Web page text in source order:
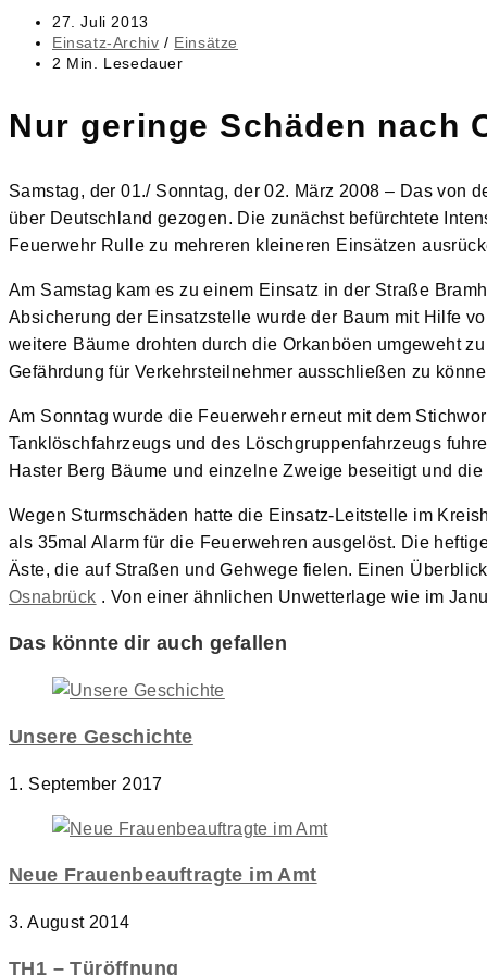
Beitrag
veröffentlicht:
27. Juli 2013
Beitrags-
Kategorie:
Einsatz-Archiv / Einsätze
Lesedauer:
2 Min. Lesedauer
Nur geringe Schäden nach
Samstag, der 01./ Sonntag, der 02. März 2008 – Das von
über Deutschland gezogen. Die zunächst befürchtete
Feuerwehr Rulle zu mehreren kleineren Einsätzen
Am Samstag kam es zu einem Einsatz in der Straße
Absicherung der Einsatzstelle wurde der Baum mit Hilfe
weitere Bäume drohten durch die Orkanböen umgeweht
Gefährdung für Verkehrsteilnehmer ausschließen zu
Am Sonntag wurde die Feuerwehr erneut mit dem
Tanklöschfahrzeugs und des Löschgruppenfahrzeugs
Haster Berg Bäume und einzelne Zweige beseitigt und
Wegen Sturmschäden hatte die Einsatz-Leitstelle im
als 35mal Alarm für die Feuerwehren ausgelöst. Die
Äste, die auf Straßen und Gehwege fielen. Einen
Osnabrück . Von einer ähnlichen Unwetterlage wie im
Das könnte dir auch gefallen
Unsere Geschichte
1. September 2017
Neue Frauenbeauftragte im Amt
3. August 2014
TH1 – Türöffnung